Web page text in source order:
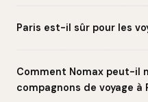
Paris est-il sûr pour les
Comment Nomax peut-il
compagnons de voyage à